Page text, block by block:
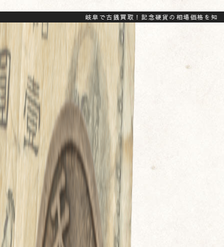
岐阜で古銭買取！記念硬貨の相場価格を知ってお得に処分し